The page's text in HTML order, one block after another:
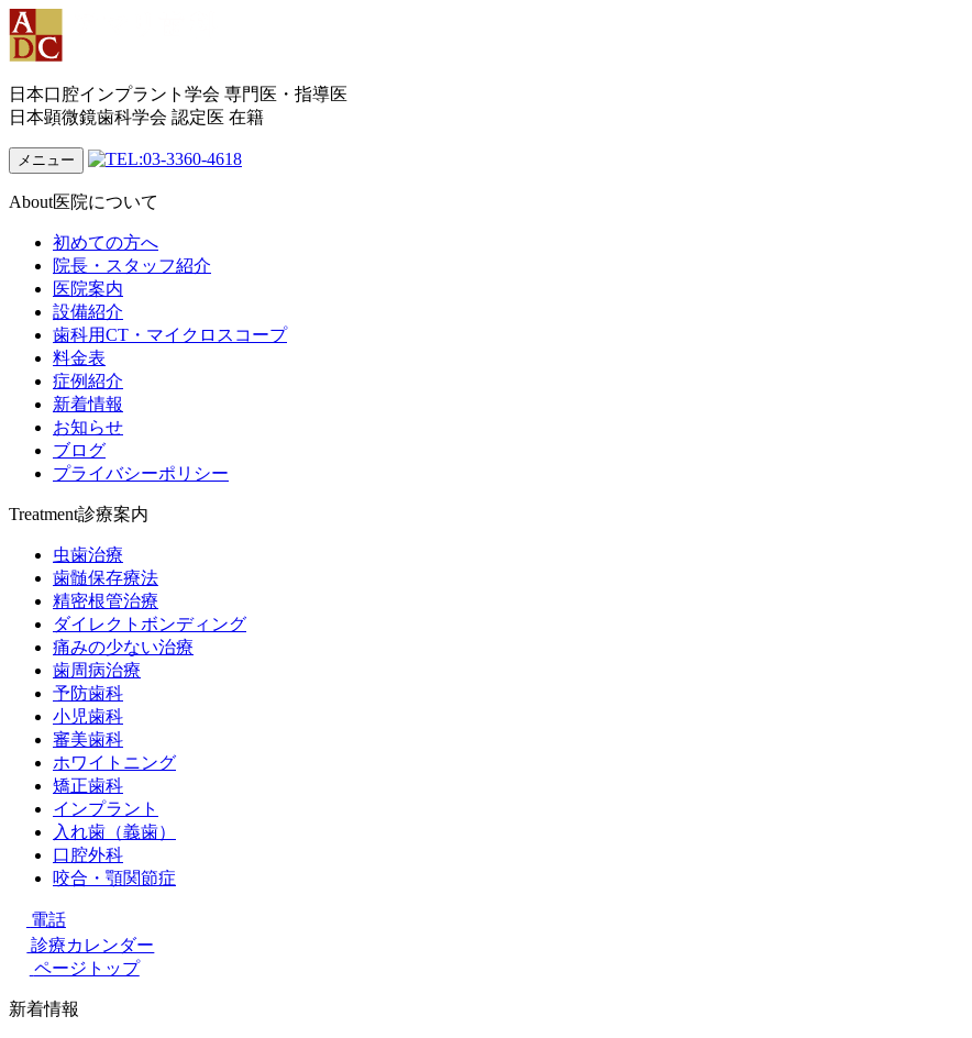
日本口腔インプラント学会 専門医・指導医
日本顕微鏡歯科学会 認定医 在籍
メニュー
About医院について
初めての方へ
院長・スタッフ紹介
医院案内
設備紹介
歯科用CT・マイクロスコープ
料金表
症例紹介
新着情報
お知らせ
ブログ
プライバシーポリシー
Treatment診療案内
虫歯治療
歯髄保存療法
精密根管治療
ダイレクトボンディング
痛みの少ない治療
歯周病治療
予防歯科
小児歯科
審美歯科
ホワイトニング
矯正歯科
インプラント
入れ歯（義歯）
口腔外科
咬合・顎関節症
電話
診療カレンダー
ページトップ
新着情報